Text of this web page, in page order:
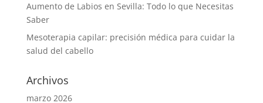
Aumento de Labios en Sevilla: Todo lo que Necesitas
Saber
Mesoterapia capilar: precisión médica para cuidar la
salud del cabello
Archivos
marzo 2026